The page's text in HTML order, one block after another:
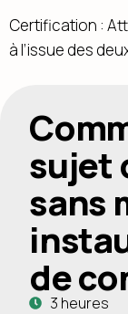
Certification :
à l’issue des
sujet
sans
de
3 heures